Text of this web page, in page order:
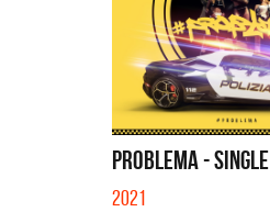
PROBLEMA - SINGLE
2021